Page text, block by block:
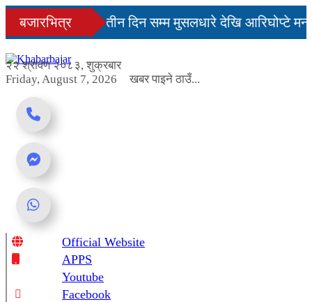
Skip
content
बजारभित्र
सहज हुन्छ’
तीन दिन सम्म मुसलधारे देखि आरिघोप्टे
२२ श्रावण २०८३, शुक्रबार
Friday, August 7, 2026
खबर पाइने ठाउँ...
Online News Portal
Official Website
APPS
Youtube
Facebook